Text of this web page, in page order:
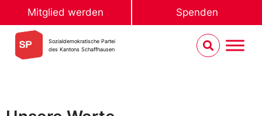
Mitglied werden Spenden
Sozialdemokratische Partei
des Kantons Schaffhausen